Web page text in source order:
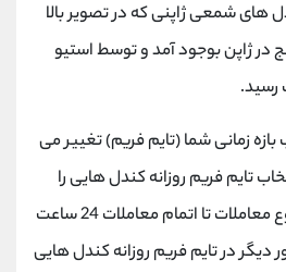
های شمعی ژاپنی که در تصویر بالا
در ژاپن بوجود آمد و توسط استیو
رسید.
زمانی شما (تایم فریم) تغییر می
تایم فریم روزانه کندل هایی را
مشاهده می کنید که شروع معاملات تا اتمام معاملات 24 ساعت
دیگر در تایم فریم روزانه کندل هایی